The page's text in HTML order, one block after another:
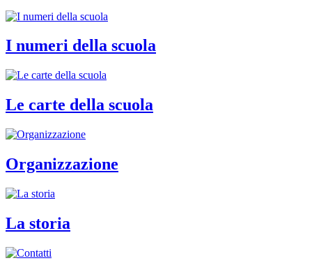
I numeri della scuola
Le carte della scuola
Organizzazione
La storia